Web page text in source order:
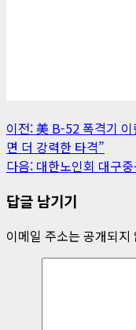
게
시
내
비
이전:美 B-52 폭격기
면 더 강력한 타격”
다음: 대한노인회 대구
답글 남기기
이메일 주소는 공개되지